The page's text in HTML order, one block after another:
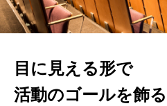
目に見える形で
活動のゴールを飾る